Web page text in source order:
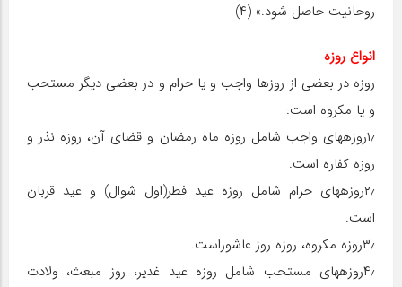
روحانیت حاصل شود.» (۴)
انواع روزه
روزه در بعضی از روزها واجب و یا حرام و در بعضی دیگر مستحب
و یا مکروه است:
۱٫روزه‏های واجب شامل روزه ماه رمضان و قضای آن، روزه نذر و
روزه کفاره است.
۲٫روزه‏های حرام شامل روزه عید فطر(اول شوال) و عید قربان
است.
۳٫روزه مکروه، روزه روز عاشوراست.
۴٫روزه‏های مستحب شامل روزه عید غدیر، روز مبعث، ولادت